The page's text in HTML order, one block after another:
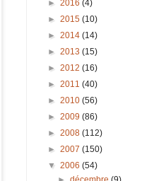
► 2016 (4)
► 2015 (10)
► 2014 (14)
► 2013 (15)
► 2012 (16)
► 2011 (40)
► 2010 (56)
► 2009 (86)
► 2008 (112)
► 2007 (150)
▼ 2006 (54)